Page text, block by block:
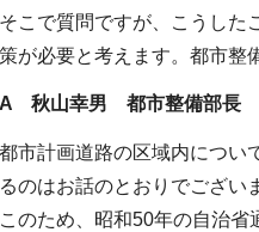
そこで質問ですが、こうした
策が必要と考えます。都市整
A 秋山幸男 都市整備部長
都市計画道路の区域内につい
るのはお話のとおりでござい
このため、昭和50年の自治省